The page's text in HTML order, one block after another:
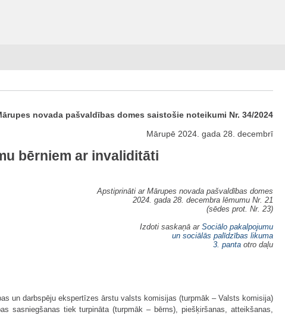
novada pašvaldības domes saistošie noteikumi Nr. 34/2024
Mārupē 2024. gada 28. decembrī
bērniem ar invaliditāti
Apstiprināti ar Mārupes novada pašvaldības domes
2024. gada 28. decembra lēmumu Nr. 21
(sēdes prot. Nr. 23)
Izdoti saskaņā ar Sociālo pakalpojumu
un sociālās palīdzības likuma
3. panta otro daļu
un darbspēju ekspertīzes ārstu valsts komisijas (turpmāk – Valsts komisija)
sasniegšanas tiek turpināta (turpmāk – bērns), piešķiršanas, atteikšanas,